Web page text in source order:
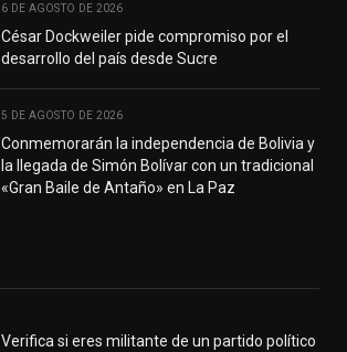
6 DE AGOSTO DE 2026
César Dockweiler pide compromiso por el
desarrollo del país desde Sucre
5 DE AGOSTO DE 2026
Conmemorarán la independencia de Bolivia y
la llegada de Simón Bolívar con un tradicional
«Gran Baile de Antaño» en La Paz
Verifica si eres militante de un partido político